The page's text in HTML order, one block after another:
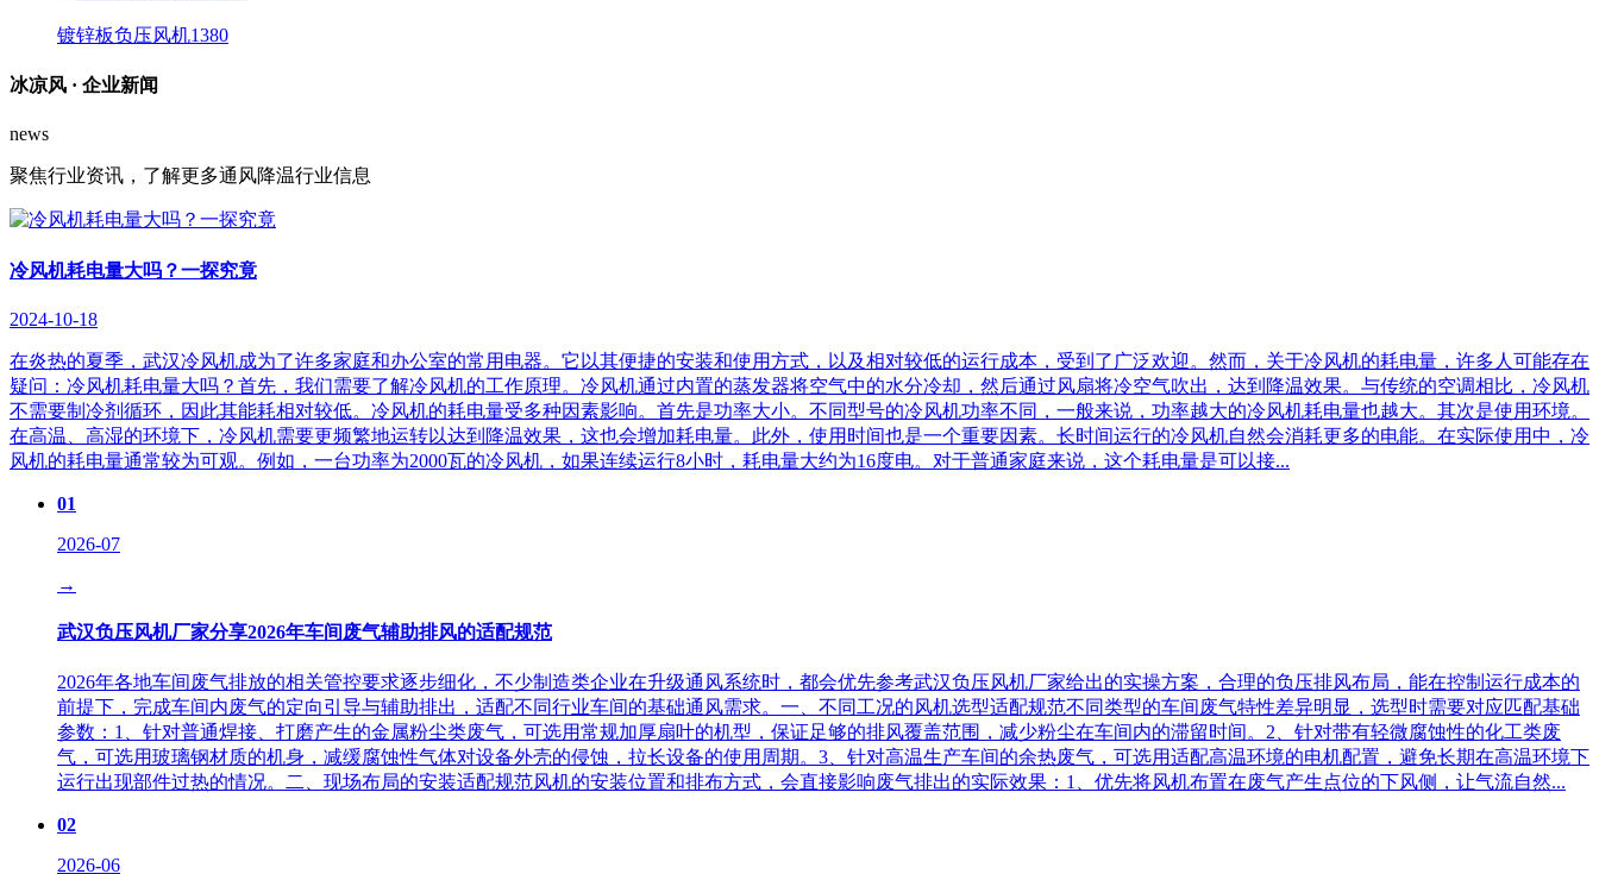
镀锌板负压风机1380
冰凉风 · 企业新闻
news
聚焦行业资讯，了解更多通风降温行业信息
冷风机耗电量大吗？一探究竟
2024-10-18
在炎热的夏季，武汉冷风机成为了许多家庭和办公室的常用电器。它以其便捷的安装和使用方式，以及相对较低的运行成本，受到了广泛欢迎。然而，关于冷风机的耗电量，许多人可能存在
疑问：冷风机耗电量大吗？首先，我们需要了解冷风机的工作原理。冷风机通过内置的蒸发器将空气中的水分冷却，然后通过风扇将冷空气吹出，达到降温效果。与传统的空调相比，冷风机
不需要制冷剂循环，因此其能耗相对较低。冷风机的耗电量受多种因素影响。首先是功率大小。不同型号的冷风机功率不同，一般来说，功率越大的冷风机耗电量也越大。其次是使用环境。
在高温、高湿的环境下，冷风机需要更频繁地运转以达到降温效果，这也会增加耗电量。此外，使用时间也是一个重要因素。长时间运行的冷风机自然会消耗更多的电能。在实际使用中，冷
风机的耗电量通常较为可观。例如，一台功率为2000瓦的冷风机，如果连续运行8小时，耗电量大约为16度电。对于普通家庭来说，这个耗电量是可以接...
01
2026-07
→
武汉负压风机厂家分享2026年车间废气辅助排风的适配规范
2026年各地车间废气排放的相关管控要求逐步细化，不少制造类企业在升级通风系统时，都会优先参考武汉负压风机厂家给出的实操方案，合理的负压排风布局，能在控制运行成本的
前提下，完成车间内废气的定向引导与辅助排出，适配不同行业车间的基础通风需求。一、不同工况的风机选型适配规范不同类型的车间废气特性差异明显，选型时需要对应匹配基础
参数：1、针对普通焊接、打磨产生的金属粉尘类废气，可选用常规加厚扇叶的机型，保证足够的排风覆盖范围，减少粉尘在车间内的滞留时间。2、针对带有轻微腐蚀性的化工类废
气，可选用玻璃钢材质的机身，减缓腐蚀性气体对设备外壳的侵蚀，拉长设备的使用周期。3、针对高温生产车间的余热废气，可选用适配高温环境的电机配置，避免长期在高温环境下
运行出现部件过热的情况。二、现场布局的安装适配规范风机的安装位置和排布方式，会直接影响废气排出的实际效果：1、优先将风机布置在废气产生点位的下风侧，让气流自然...
02
2026-06